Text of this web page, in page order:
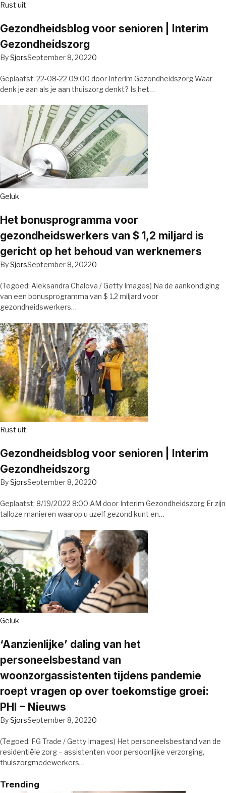
Rust uit
Gezondheidsblog voor senioren | Interim
Gezondheidszorg
BySjorsSeptember 8, 20220
Geplaatst: 22-08-22 09:00 door Interim Gezondheidszorg Waar
denk je aan als je aan thuiszorg denkt? Is het…
Geluk
Het bonusprogramma voor
gezondheidswerkers van $ 1,2 miljard is
gericht op het behoud van werknemers
BySjorsSeptember 8, 20220
(Tegoed: Aleksandra Chalova / Getty Images) Na de aankondiging
van een bonusprogramma van $ 1,2 miljard voor
gezondheidswerkers…
Rust uit
Gezondheidsblog voor senioren | Interim
Gezondheidszorg
BySjorsSeptember 8, 20220
Geplaatst: 8/19/2022 8:00 AM door Interim Gezondheidszorg Er zijn
talloze manieren waarop u uzelf gezond kunt en…
Geluk
‘Aanzienlijke’ daling van het
personeelsbestand van
woonzorgassistenten tijdens pandemie
roept vragen op over toekomstige groei:
PHI – Nieuws
BySjorsSeptember 8, 20220
(Tegoed: FG Trade / Getty Images) Het personeelsbestand van de
residentiële zorg – assistenten voor persoonlijke verzorging,
thuiszorgmedewerkers…
Trending